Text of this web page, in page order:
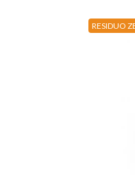
RESIDUO ZERO